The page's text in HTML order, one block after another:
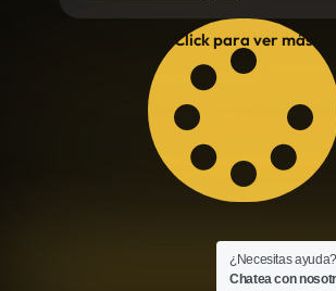
Click para ver más
¿Necesitas ayuda?
Chatea con